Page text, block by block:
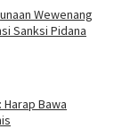
Wewenang
Sanksi Pidana
Bawa